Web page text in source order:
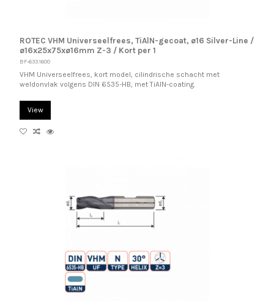
ROTEC VHM Universeelfrees, TiAlN-gecoat, ø16 Silver-Line /
ø16x25x75xø16mm Z-3 / Kort per 1
BF-633.1600
VHM Universeelfrees, kort model, cilindrische schacht met
weldonvlak volgens DIN 6535-HB, met TiAlN-coating.
View